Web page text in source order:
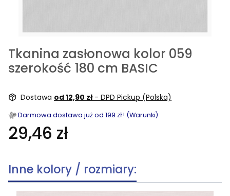
Tkanina zasłonowa kolor 059
szerokość 180 cm BASIC
Dostawa od 12,90 zł - DPD Pickup (Polska)
Darmowa dostawa już od 199 zł ! (Warunki)
29,46 zł
Inne kolory / rozmiary: